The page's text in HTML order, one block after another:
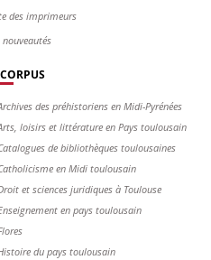
des imprimeurs
nouveautés
CORPUS
des préhistoriens en Midi-Pyrénées
loisirs et littérature en Pays toulousain
de bibliothèques toulousaines
en Midi toulousain
et sciences juridiques à Toulouse
en pays toulousain
du pays toulousain